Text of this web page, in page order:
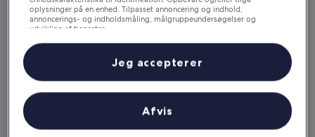
anmeldelser)
ROK Hotel Kingston, Tapestry Collection by Hilton
oplysninger på en enhed. Tilpasset annoncering og indhold,
annoncerings- og indholdsmåling, målgruppeundersøgelser og
udvikling af tjenester.
Liste over partnere (leverandører)
Afvis
Jeg accepterer